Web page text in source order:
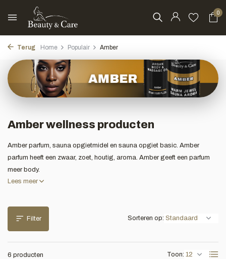
0
Terug Home Populair Amber
Amber wellness producten
Amber parfum, sauna opgietmidel en sauna opgiet basic. Amber
parfum heeft een zwaar, zoet, houtig, aroma. Amber geeft een parfum
meer body.
Lees meer
Filter
6 producten Toon:
Sorteren op: